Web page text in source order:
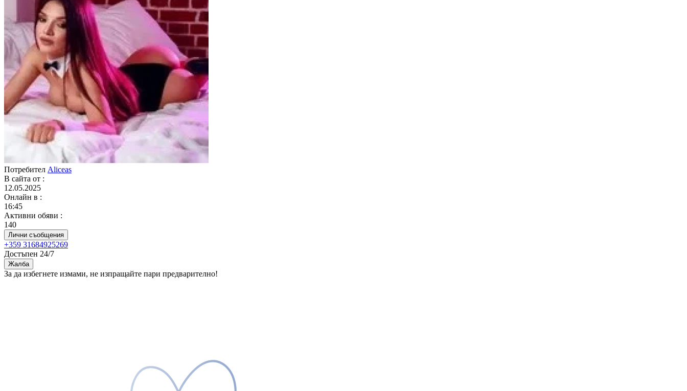
Потребител Aliceas
В сайта от :
12.05.2025
Онлайн в :
16:45
Активни обяви :
140
Лични съобщения
+359 31684925269
Достъпен 24/7
Жалба
За да избегнете измами, не изпращайте пари предварително!